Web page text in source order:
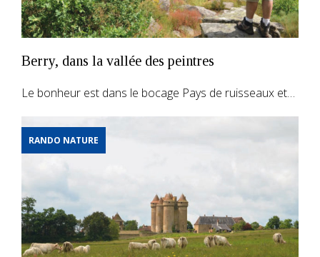
Berry, dans la vallée des peintres
Le bonheur est dans le bocage Pays de ruisseaux et…
RANDO NATURE